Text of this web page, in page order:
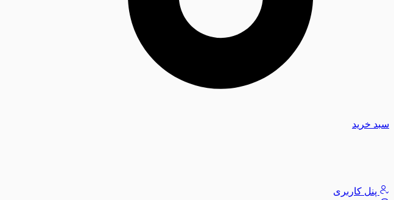
سبد خرید
پنل کاربری